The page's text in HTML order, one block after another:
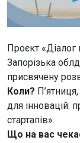
Проєкт «Діалог
Запорізька
присвячену
Коли?
для інновацій:
стартапів».
Що на вас